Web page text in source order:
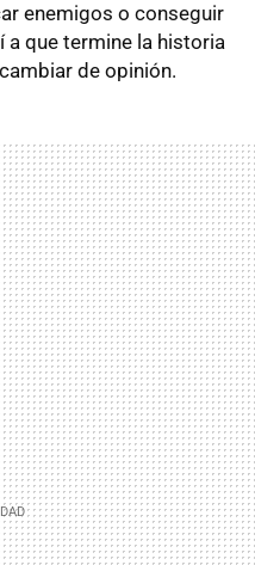
enemigos o conseguir
a que termine la historia
de opinión.